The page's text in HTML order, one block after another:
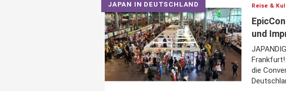
JAPAN IN DEUTSCHLAND Reise &
und
Frankfurt!
die